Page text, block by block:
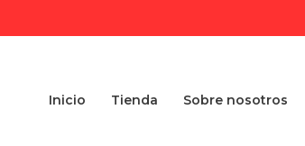
al
Inicio Tienda Sobre nosotros